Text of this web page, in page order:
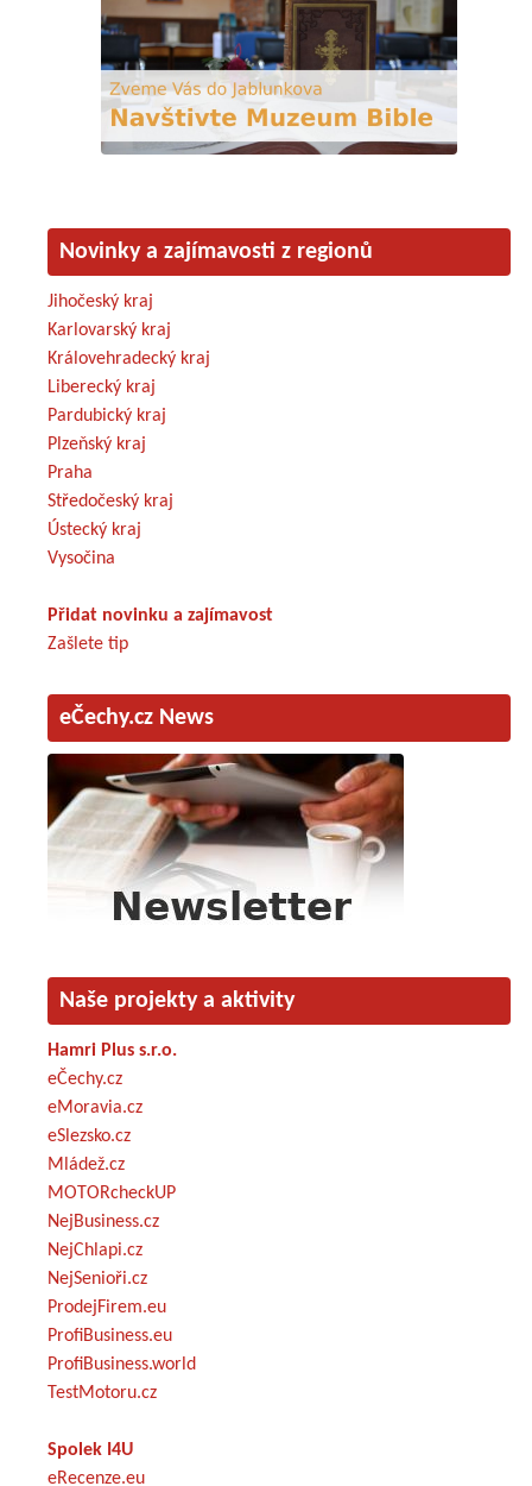
Novinky a zajímavosti z regionů
Jihočeský kraj
Karlovarský kraj
Královehradecký kraj
Liberecký kraj
Pardubický kraj
Plzeňský kraj
Praha
Středočeský kraj
Ústecký kraj
Vysočina
Přidat novinku a zajímavost
Zašlete tip
eČechy.cz News
Naše projekty a aktivity
Hamri Plus s.r.o.
eČechy.cz
eMoravia.cz
eSlezsko.cz
Mládež.cz
MOTORcheckUP
NejBusiness.cz
NejChlapi.cz
NejSenioři.cz
ProdejFirem.eu
ProfiBusiness.eu
ProfiBusiness.world
TestMotoru.cz
Spolek I4U
eRecenze.eu